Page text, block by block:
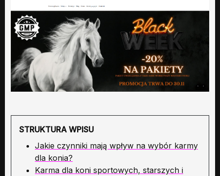
STRUKTURA WPISU
Jakie czynniki mają wpływ na wybór karmy
dla konia?
Karma dla koni sportowych, starszych i